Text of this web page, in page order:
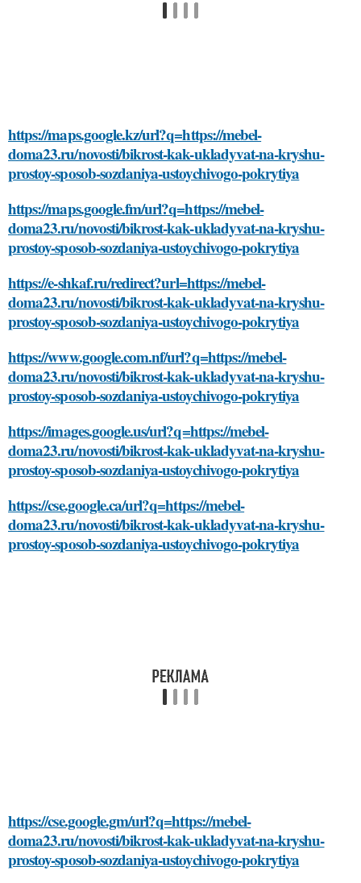
https://maps.google.kz/url?q=https://mebel-
doma23.ru/novosti/bikrost-kak-ukladyvat-na-kryshu-
prostoy-sposob-sozdaniya-ustoychivogo-pokrytiya
https://maps.google.fm/url?q=https://mebel-
doma23.ru/novosti/bikrost-kak-ukladyvat-na-kryshu-
prostoy-sposob-sozdaniya-ustoychivogo-pokrytiya
https://e-shkaf.ru/redirect?url=https://mebel-
doma23.ru/novosti/bikrost-kak-ukladyvat-na-kryshu-
prostoy-sposob-sozdaniya-ustoychivogo-pokrytiya
https://www.google.com.nf/url?q=https://mebel-
doma23.ru/novosti/bikrost-kak-ukladyvat-na-kryshu-
prostoy-sposob-sozdaniya-ustoychivogo-pokrytiya
https://images.google.us/url?q=https://mebel-
doma23.ru/novosti/bikrost-kak-ukladyvat-na-kryshu-
prostoy-sposob-sozdaniya-ustoychivogo-pokrytiya
https://cse.google.ca/url?q=https://mebel-
doma23.ru/novosti/bikrost-kak-ukladyvat-na-kryshu-
prostoy-sposob-sozdaniya-ustoychivogo-pokrytiya
https://cse.google.gm/url?q=https://mebel-
doma23.ru/novosti/bikrost-kak-ukladyvat-na-kryshu-
prostoy-sposob-sozdaniya-ustoychivogo-pokrytiya